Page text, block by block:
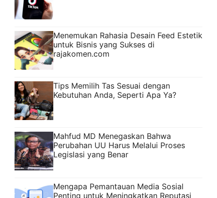
Menemukan Rahasia Desain Feed Estetik
untuk Bisnis yang Sukses di
rajakomen.com
Tips Memilih Tas Sesuai dengan
Kebutuhan Anda, Seperti Apa Ya?
Mahfud MD Menegaskan Bahwa
Perubahan UU Harus Melalui Proses
Legislasi yang Benar
Mengapa Pemantauan Media Sosial
Penting untuk Meningkatkan Reputasi